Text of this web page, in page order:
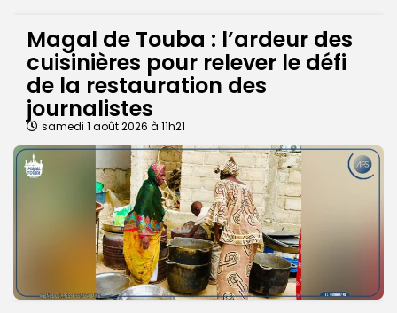
Magal de Touba : l’ardeur des
cuisinières pour relever le défi
de la restauration des
journalistes
samedi 1 août 2026 à 11h21